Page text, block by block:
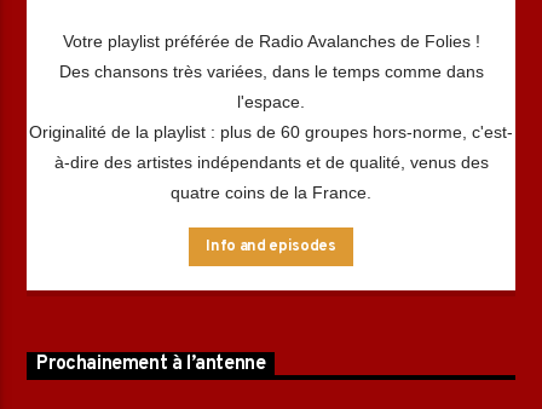
Votre playlist préférée de Radio Avalanches de Folies !
Des chansons très variées, dans le temps comme dans
l'espace.
Originalité de la playlist : plus de 60 groupes hors-norme, c'est-
à-dire des artistes indépendants et de qualité, venus des
quatre coins de la France.
Info and episodes
Prochainement à l’antenne